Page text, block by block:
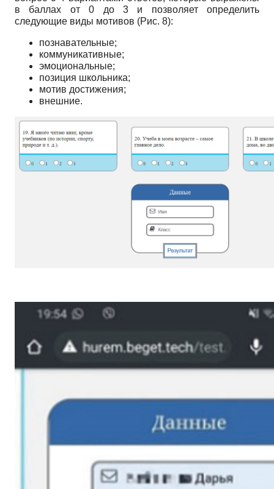
в баллах от 0 до 3 и позволяет определить
следующие виды мотивов (Рис. 8):
познавательные;
коммуникативные;
эмоциональные;
позиция школьника;
мотив достижения;
внешние.